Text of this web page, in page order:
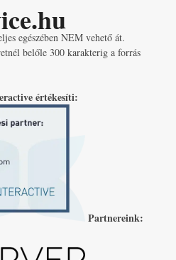
egészében NEM vehető át.
belőle 300 karakterig a forrás
értékesíti:
Partnereink: